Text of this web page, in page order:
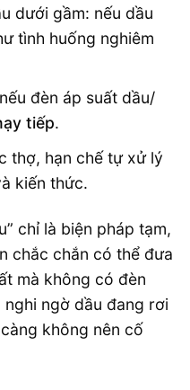
dưới gầm: nếu dầu
tình huống nghiêm
đèn áp suất dầu/
tiếp.
thợ, hạn chế tự xử lý
kiến thức.
chỉ là biện pháp tạm,
chắc chắn có thể đưa
mà không có đèn
nghi ngờ dầu đang rơi
không nên cố